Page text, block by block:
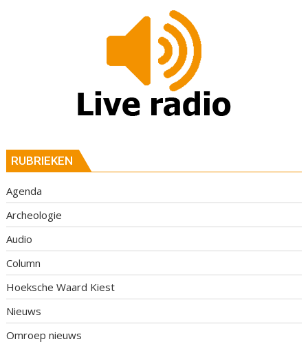
RUBRIEKEN
Agenda
Archeologie
Audio
Column
Hoeksche Waard Kiest
Nieuws
Omroep nieuws